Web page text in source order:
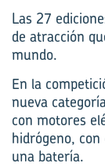
Las 27
de atracción
mundo.
En la
nueva
con motores
hidrógeno,
una batería.